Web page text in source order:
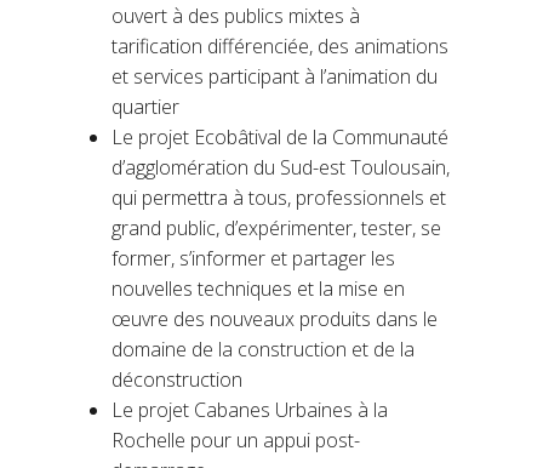
ouvert à des publics mixtes à
tarification différenciée, des animations
et services participant à l’animation du
quartier
Le projet Ecobâtival de la Communauté
d’agglomération du Sud-est Toulousain,
qui permettra à tous, professionnels et
grand public, d’expérimenter, tester, se
former, s’informer et partager les
nouvelles techniques et la mise en
œuvre des nouveaux produits dans le
domaine de la construction et de la
déconstruction
Le projet Cabanes Urbaines à la
Rochelle pour un appui post-